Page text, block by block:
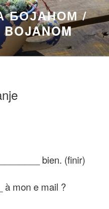
БОЈАНОМ /
bien. (finir)
à mon e mail ?